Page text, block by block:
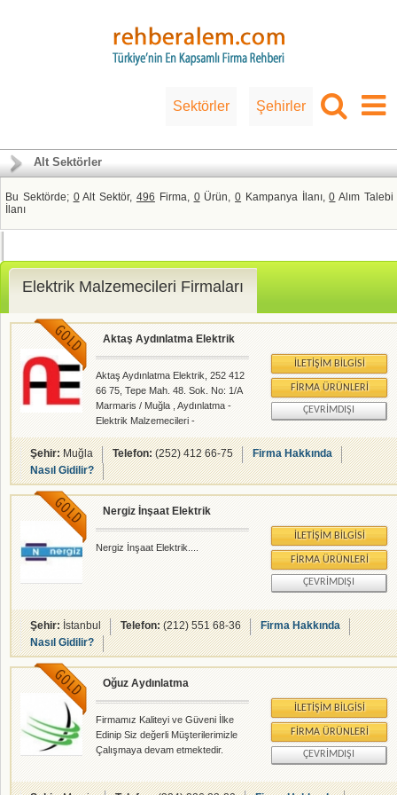
Sektörler Şehirler
Alt Sektörler
Bu Sektörde; 0Alt Sektör, 496 Firma, 0Ürün,0 Kampanya İlanı,0 Alım Talebi
İlanı
Elektrik Malzemecileri Firmaları
Aktaş Aydınlatma Elektrik
Aktaş Aydınlatma Elektrik, 252 412
66 75, Tepe Mah. 48. Sok. No: 1/A
Marmaris / Muğla , Aydınlatma -
Elektrik Malzemecileri -
Elektronikçiler - rehberalem.com
alanlarında faliyet gösteren
firmamızdır.
İLETIŞIM BILGISI
FIRMA ÜRÜNLERI
ÇEVRIMDIŞI
Şehir:Muğla Telefon:(252) 412 66-75
Firma Hakkında
Nasıl Gidilir?
Nergiz İnşaat Elektrik
Nergiz İnşaat Elektrik....
İLETIŞIM BILGISI
FIRMA ÜRÜNLERI
ÇEVRIMDIŞI
Şehir:İstanbul Telefon:(212) 551 68-36
Firma Hakkında
Nasıl Gidilir?
Oğuz Aydınlatma
Firmamız Kaliteyi ve Güveni İlke
Edinip Siz değerli Müşterilerimizle
Çalışmaya devam etmektedir.
İLETIŞIM BILGISI
FIRMA ÜRÜNLERI
ÇEVRIMDIŞI